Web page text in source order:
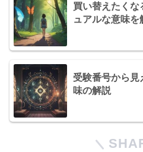
買い替えたくな
ュアルな意味を
受験番号から見
味の解説